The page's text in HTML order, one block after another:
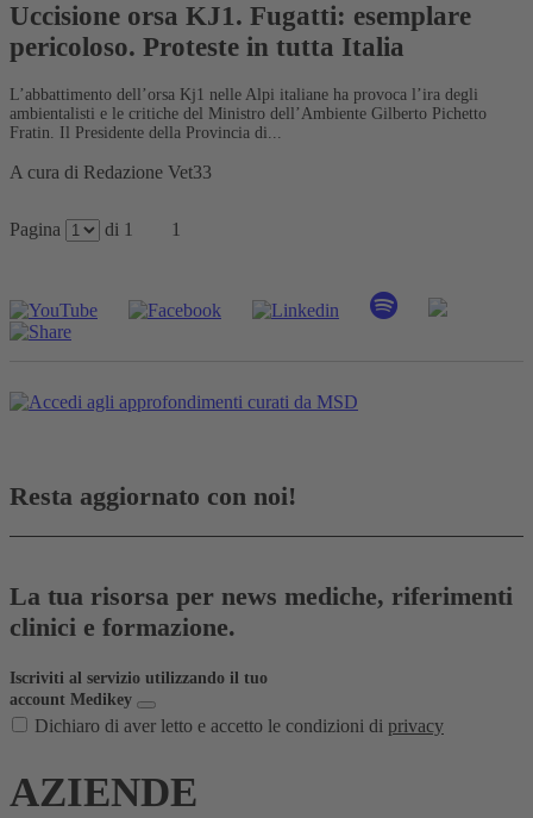
Uccisione orsa KJ1. Fugatti: esemplare
pericoloso. Proteste in tutta Italia
L’abbattimento dell’orsa Kj1 nelle Alpi italiane ha provoca l’ira degli
ambientalisti e le critiche del Ministro dell’Ambiente Gilberto Pichetto
Fratin. Il Presidente della Provincia di...
A cura di Redazione Vet33
Pagina di 1 1
Resta aggiornato con noi!
La tua risorsa per news mediche, riferimenti
clinici e formazione.
Iscriviti al servizio utilizzando il tuo
account Medikey
Dichiaro di aver letto e accetto le condizioni di privacy
AZIENDE